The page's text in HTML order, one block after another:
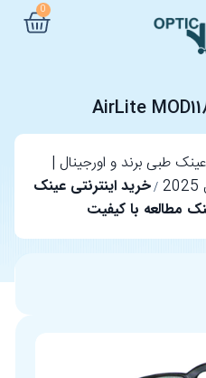
0
عینک طبی برند و اورجینال |
خرید اینترنتی عینک
مطالعه با کیفیت